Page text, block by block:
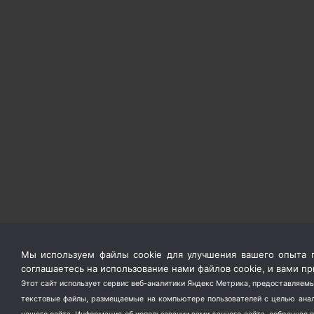
Мы используем файлы cookie для улучшения вашего опыта
соглашаетесь на использование нами файлов cookie, и вами
Этот сайт использует сервис веб-аналитики Яндекс Метрика,
текстовые файлы, размещаемые на компьютере пользователей с целью